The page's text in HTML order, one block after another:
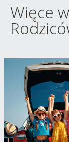
Więce